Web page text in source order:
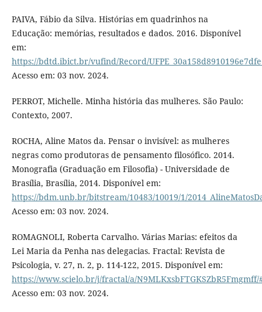
PAIVA, Fábio da Silva. Histórias em quadrinhos na
Educação: memórias, resultados e dados. 2016. Disponível
em:
https://bdtd.ibict.br/vufind/Record/
Acesso em: 03 nov. 2024.
PERROT, Michelle. Minha história das mulheres. São Paulo:
Contexto, 2007.
ROCHA, Aline Matos da. Pensar o invisível: as mulheres
negras como produtoras de pensamento filosófico. 2014.
Monografia (Graduação em Filosofia) - Universidade de
Brasília, Brasília, 2014. Disponível em:
https://bdm.unb.br/bitstream/10483/10019/1/
Acesso em: 03 nov. 2024.
ROMAGNOLI, Roberta Carvalho. Várias Marias: efeitos da
Lei Maria da Penha nas delegacias. Fractal: Revista de
Psicologia, v. 27, n. 2, p. 114-122, 2015. Disponível em:
https://www.scielo.br/j/fractal/a/N9MLKxsbFTGKSZbR5Fmgmff/
Acesso em: 03 nov. 2024.